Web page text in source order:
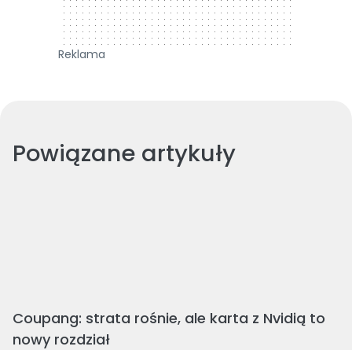
Reklama
Powiązane artykuły
Coupang: strata rośnie, ale karta z Nvidią to
nowy rozdział